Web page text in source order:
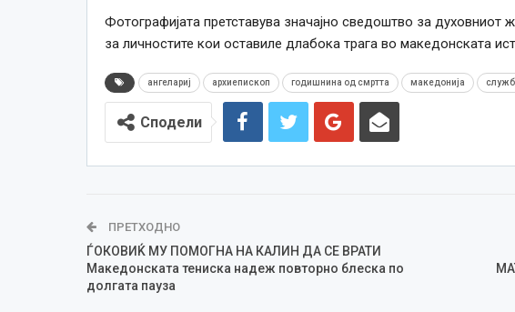
Фотографијата претставува значајно сведоштво за
за личностите кои оставиле длабока трага во македонската
ангелариј архиепископ годишнина од смртта македонија
Сподели
ПРЕТХОДНО
ЃОКОВИЌ МУ ПОМОГНА НА КАЛИН ДА СЕ ВРАТИ
Македонската тениска надеж повторно блеска по
долгата пауза